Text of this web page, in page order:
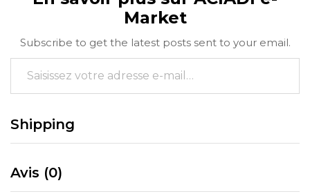
Market
Subscribe to get the latest posts sent to your email.
Saisissez votre adresse e-mail…
Shipping
Avis (0)